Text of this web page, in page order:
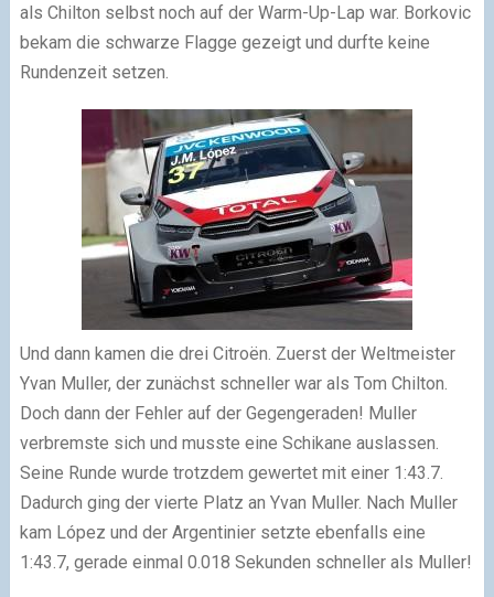
als Chilton selbst noch auf der Warm-Up-Lap war. Borkovic
bekam die schwarze Flagge gezeigt und durfte keine
Rundenzeit setzen.
Und dann kamen die drei Citroën. Zuerst der Weltmeister
Yvan Muller, der zunächst schneller war als Tom Chilton.
Doch dann der Fehler auf der Gegengeraden! Muller
verbremste sich und musste eine Schikane auslassen.
Seine Runde wurde trotzdem gewertet mit einer 1:43.7.
Dadurch ging der vierte Platz an Yvan Muller. Nach Muller
kam López und der Argentinier setzte ebenfalls eine
1:43.7, gerade einmal 0.018 Sekunden schneller als Muller!